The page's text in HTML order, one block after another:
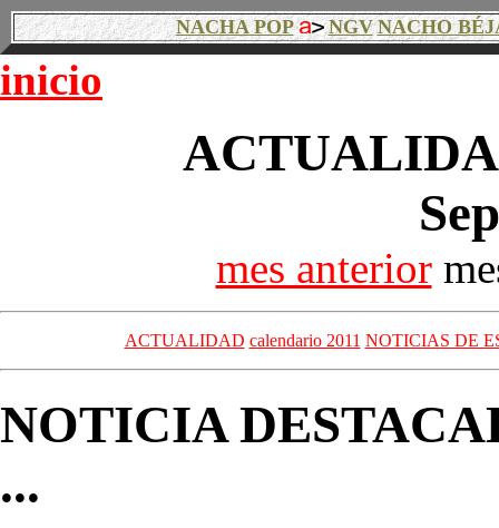
NACHA POP NGV NACHO
inicio
mes anterior
ACTUALIDAD calendario 2011 NOTICIAS DE
NOTICIA
...